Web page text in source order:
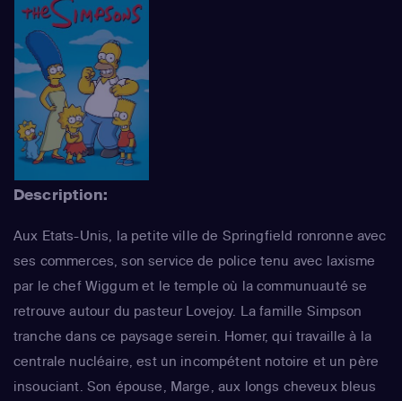
Description:
Aux Etats-Unis, la petite ville de Springfield ronronne avec
ses commerces, son service de police tenu avec laxisme
par le chef Wiggum et le temple où la communuauté se
retrouve autour du pasteur Lovejoy. La famille Simpson
tranche dans ce paysage serein. Homer, qui travaille à la
centrale nucléaire, est un incompétent notoire et un père
insouciant. Son épouse, Marge, aux longs cheveux bleus